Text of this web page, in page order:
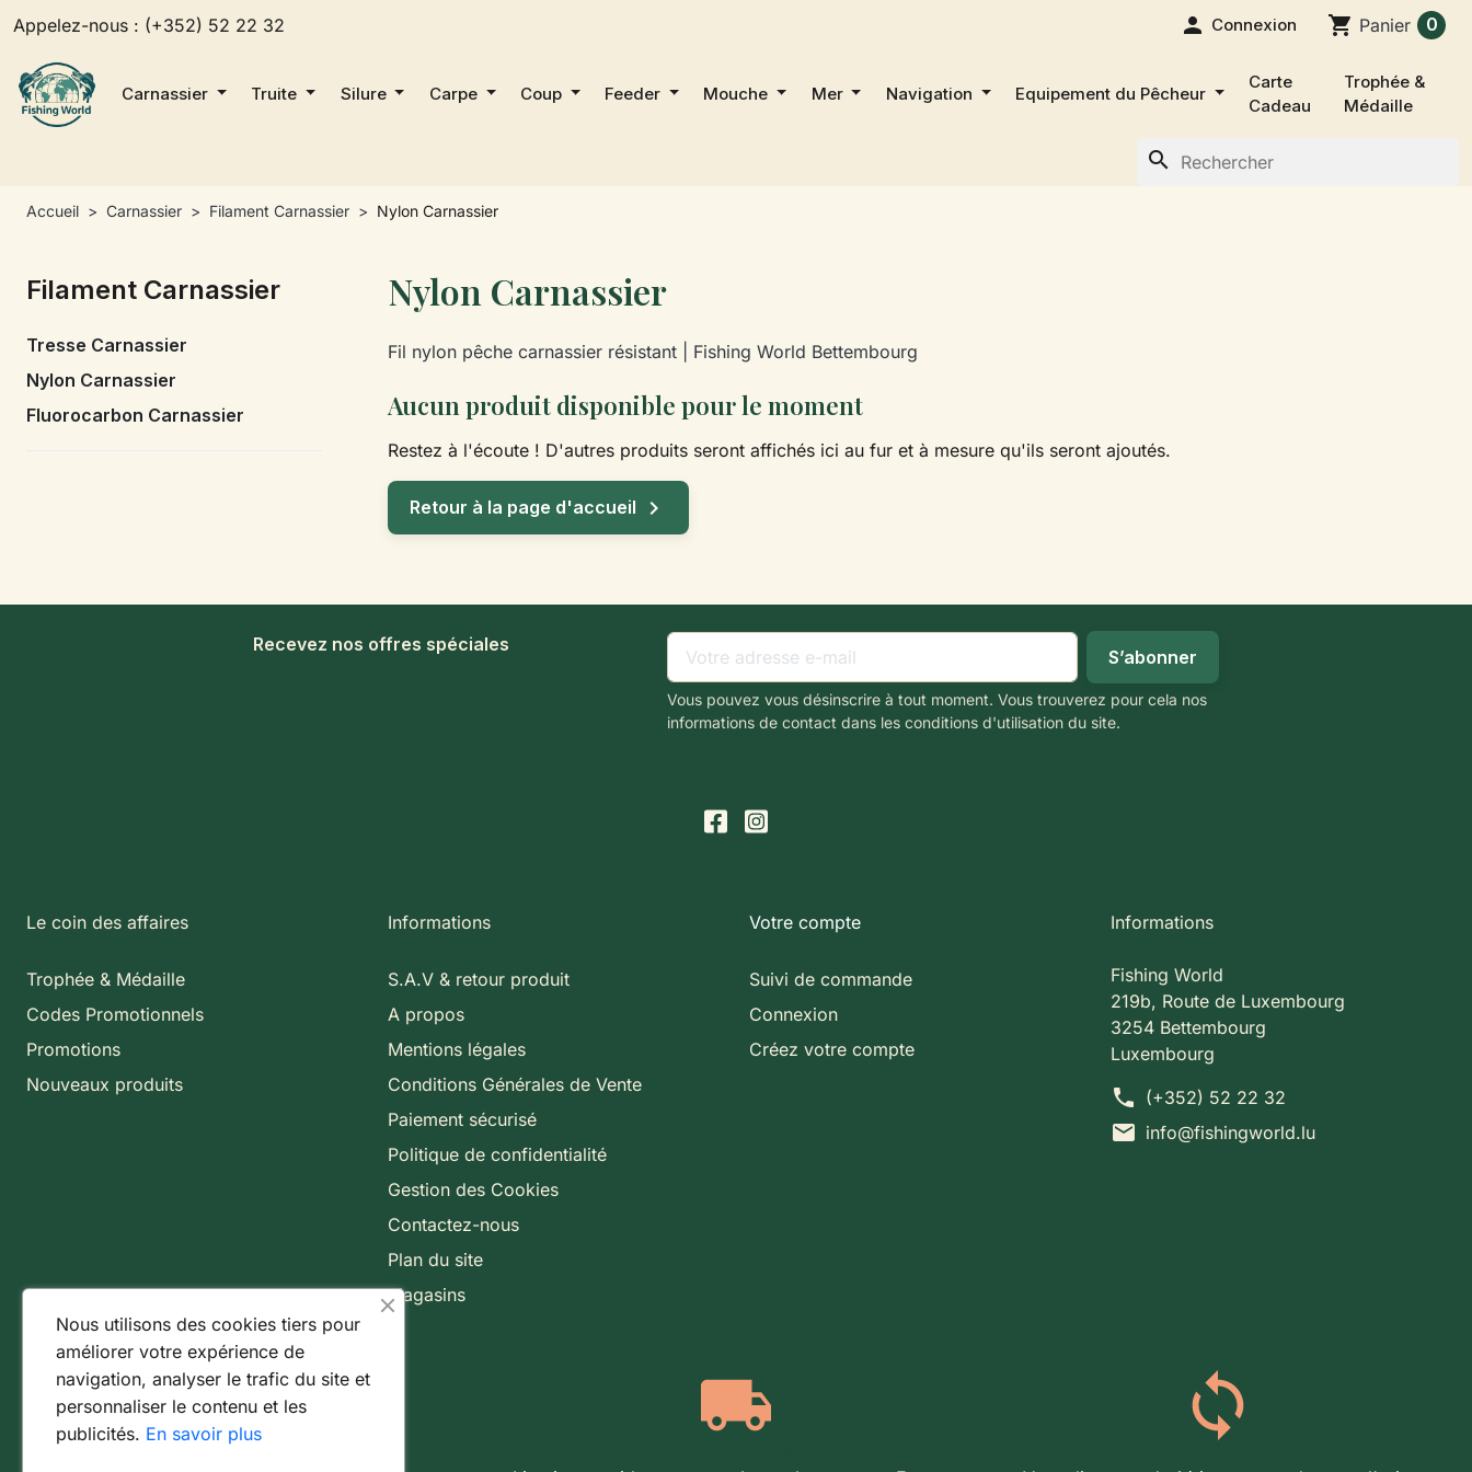
Appelez-nous : (+352) 52 22 32  Connexion shopping_cart Panier 0
Carnassier Truite Silure Carpe Coup Feeder Mouche Mer Navigation Equipement du Pêcheur
Carte
Cadeau
Trophée &
Médaille
search
Accueil Carnassier Filament Carnassier Nylon Carnassier
Filament Carnassier
Tresse Carnassier
Nylon Carnassier
Fluorocarbon Carnassier
Nylon Carnassier
Fil nylon pêche carnassier résistant | Fishing World Bettembourg
Aucun produit disponible pour le moment
Restez à l'écoute ! D'autres produits seront affichés ici au fur et à mesure qu'ils seront ajoutés.
Retour à la page d'accueil 
Recevez nos offres spéciales
Vous pouvez vous désinscrire à tout moment. Vous trouverez pour cela nos
informations de contact dans les conditions d'utilisation du site.
Le coin des affaires
Trophée & Médaille
Codes Promotionnels
Promotions
Nouveaux produits
Informations
S.A.V & retour produit
A propos
Mentions légales
Conditions Générales de Vente
Paiement sécurisé
Politique de confidentialité
Gestion des Cookies
Contactez-nous
Plan du site
Magasins
Votre compte
Suivi de commande
Connexion
Créez votre compte
Informations
Fishing World
219b, Route de Luxembourg
3254 Bettembourg
Luxembourg
phone (+352) 52 22 32
mail info@fishingworld.lu
Nous utilisons des cookies tiers pour
améliorer votre expérience de
navigation, analyser le trafic du site et
personnaliser le contenu et les
publicités. En savoir plus